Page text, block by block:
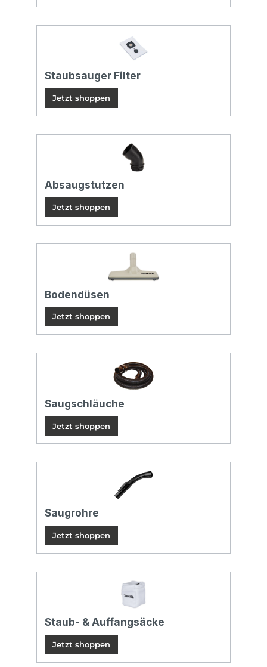
Staubsauger Filter
Jetzt shoppen
Absaugstutzen
Jetzt shoppen
Bodendüsen
Jetzt shoppen
Saugschläuche
Jetzt shoppen
Saugrohre
Jetzt shoppen
Staub- & Auffangsäcke
Jetzt shoppen